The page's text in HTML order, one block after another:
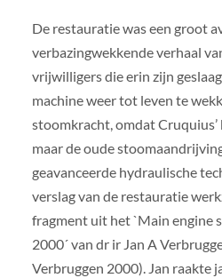
De restauratie was een groot
verbazingwekkende verhaal
vrijwilligers die erin zijn
machine weer tot leven te
stoomkracht, omdat
maar de oude
geavanceerde hydraulische
verslag van de restauratie
fragment uit het `Main engine
2000´ van dr ir Jan A
Verbruggen 2000). Jan raakte